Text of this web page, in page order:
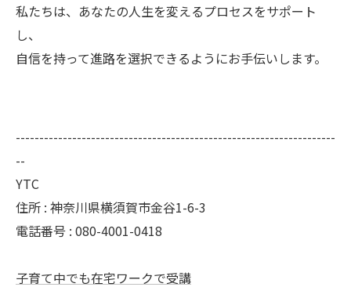
私たちは、あなたの人生を変えるプロセスをサポート
し、
自信を持って進路を選択できるようにお手伝いします。
--------------------------------------------------------------------
--
YTC
住所 : 神奈川県横須賀市金谷1-6-3
電話番号 : 080-4001-0418
子育て中でも在宅ワークで受講